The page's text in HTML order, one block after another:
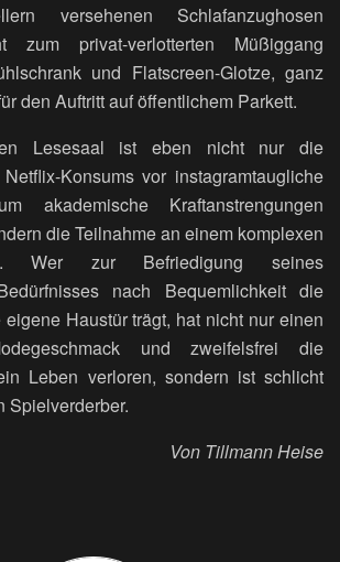
versehenen Schlafanzughosen
zum privat-verlotterten Müßiggang
und Flatscreen-Glotze, ganz
den Auftritt auf öffentlichem Parkett.
Lesesaal ist eben nicht nur die
Konsums vor instagramtaugliche
akademische Kraftanstrengungen
die Teilnahme an einem komplexen
Wer zur Befriedigung seines
nach Bequemlichkeit die
Haustür trägt, hat nicht nur einen
und zweifelsfrei die
Leben verloren, sondern ist schlicht
Spielverderber.
Von Tillmann Heise